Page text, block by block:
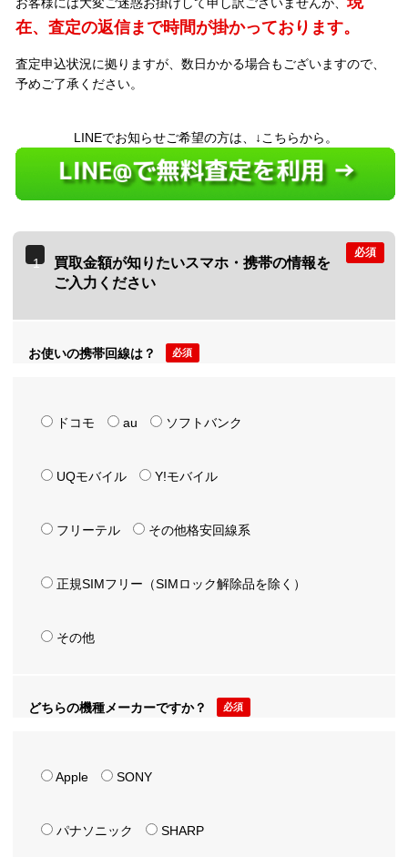
お客様には大変ご迷惑お掛けして申し訳ございませんが、
在、査定の返信まで時間が掛かっております。
査定申込状況に拠りますが、数日かかる場合もございますので、
予めご了承ください。
LINEでお知らせご希望の方は、↓こちらから。
1
買取金額が知りたいスマホ・携帯の情報を
ご入力ください
必須
お使いの携帯回線は？ 必須
ドコモ au ソフトバンク
UQモバイル Y!モバイル
フリーテル その他格安回線系
正規SIMフリー（SIMロック解除品を除く）
その他
どちらの機種メーカーですか？ 必須
Apple SONY
パナソニック SHARP